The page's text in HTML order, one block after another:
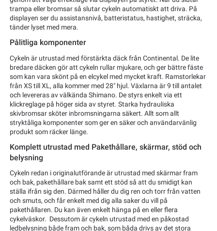
trampa eller bromsar så slutar cykeln automatiskt att driva. På
displayen ser du assistansnivå, batteristatus, hastighet, sträcka,
tänder lyset med mera.
Pålitliga komponenter
Cykeln är utrustad med förstärkta däck från Continental. De lite
bredare däcken gör att cykeln rullar mjukare, och ger bättre fäste
som kan vara skönt på en elcykel med mycket kraft. Ramstorlekar
från XS till XL, alla kommer med 28" hjul. Växlarna är 9 till antalet
och levereras av välkända Shimano. De styrs enkelt via ett
klickreglage på höger sida av styret. Starka hydrauliska
skivbromsar sköter inbromsningarna säkert. Allt som allt
stryktåliga komponenter som ger en säker och användarvänlig
produkt som räcker länge.
Komplett utrustad med Pakethållare, skärmar, stöd och
belysning
Cykeln redan i originalutförande är utrustad med skärmar fram
och bak, pakethållare bak samt ett stöd så att du smidigt kan
ställa ifrån sig den. Därmed håller du dig ren och torr från vatten
och smuts, och får enkelt med dig alla saker du vill på
pakethållaren. Du kan även enkelt hänga på en eller flera
cykelväskor. Dessutom är cykeln utrustad med en påkostad
ledbelysning både fram och bak, som båda drivs av det stora